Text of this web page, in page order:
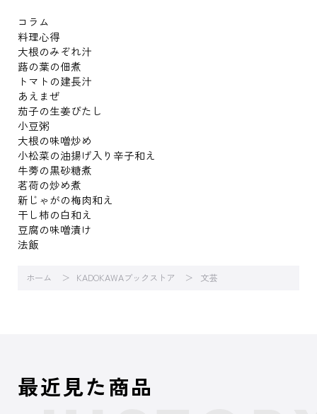
コラム
料理心得
大根のみぞれ汁
蕗の葉の佃煮
トマトの建長汁
あえまぜ
茄子の生姜びたし
小豆粥
大根の味噌炒め
小松菜の油揚げ入り辛子和え
牛蒡の黒砂糖煮
茗荷の炒め煮
新じゃがの梅肉和え
干し柿の白和え
豆腐の味噌漬け
法飯
ホーム KADOKAWAブックストア 文芸
最近見た商品